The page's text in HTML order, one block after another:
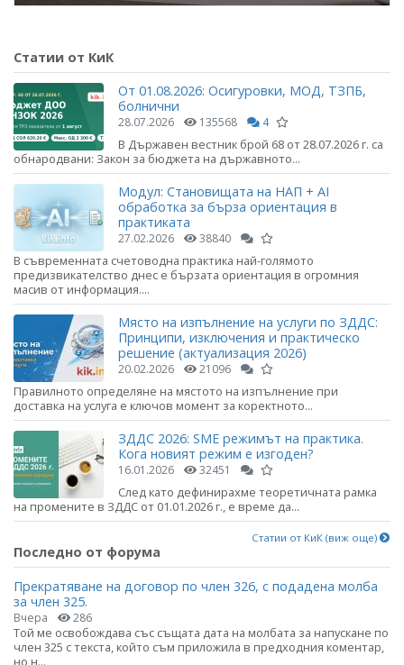
Статии от КиК
От 01.08.2026: Осигуровки, МОД, ТЗПБ,
болнични
28.07.2026 135568 4
В Държавен вестник брой 68 от 28.07.2026 г. са
обнародвани: Закон за бюджета на държавното...
Модул: Становищата на НАП + AI
обработка за бърза ориентация в
практиката
27.02.2026 38840
В съвременната счетоводна практика най-голямото
предизвикателство днес е бързата ориентация в огромния
масив от информация....
Място на изпълнение на услуги по ЗДДС:
Принципи, изключения и практическо
решение (актуализация 2026)
20.02.2026 21096
Правилното определяне на мястото на изпълнение при
доставка на услуга е ключов момент за коректното...
ЗДДС 2026: SME режимът на практика.
Кога новият режим е изгоден?
16.01.2026 32451
След като дефинирахме теоретичната рамка
на промените в ЗДДС от 01.01.2026 г., е време да...
Статии от КиК (виж още)
Последно от форума
Прекратяване на договор по член 326, с подадена молба
за член 325.
Вчера 286
Той ме освобождава със същата дата на молбата за напускане по
член 325 с текста, който съм приложила в предходния коментар,
но н...